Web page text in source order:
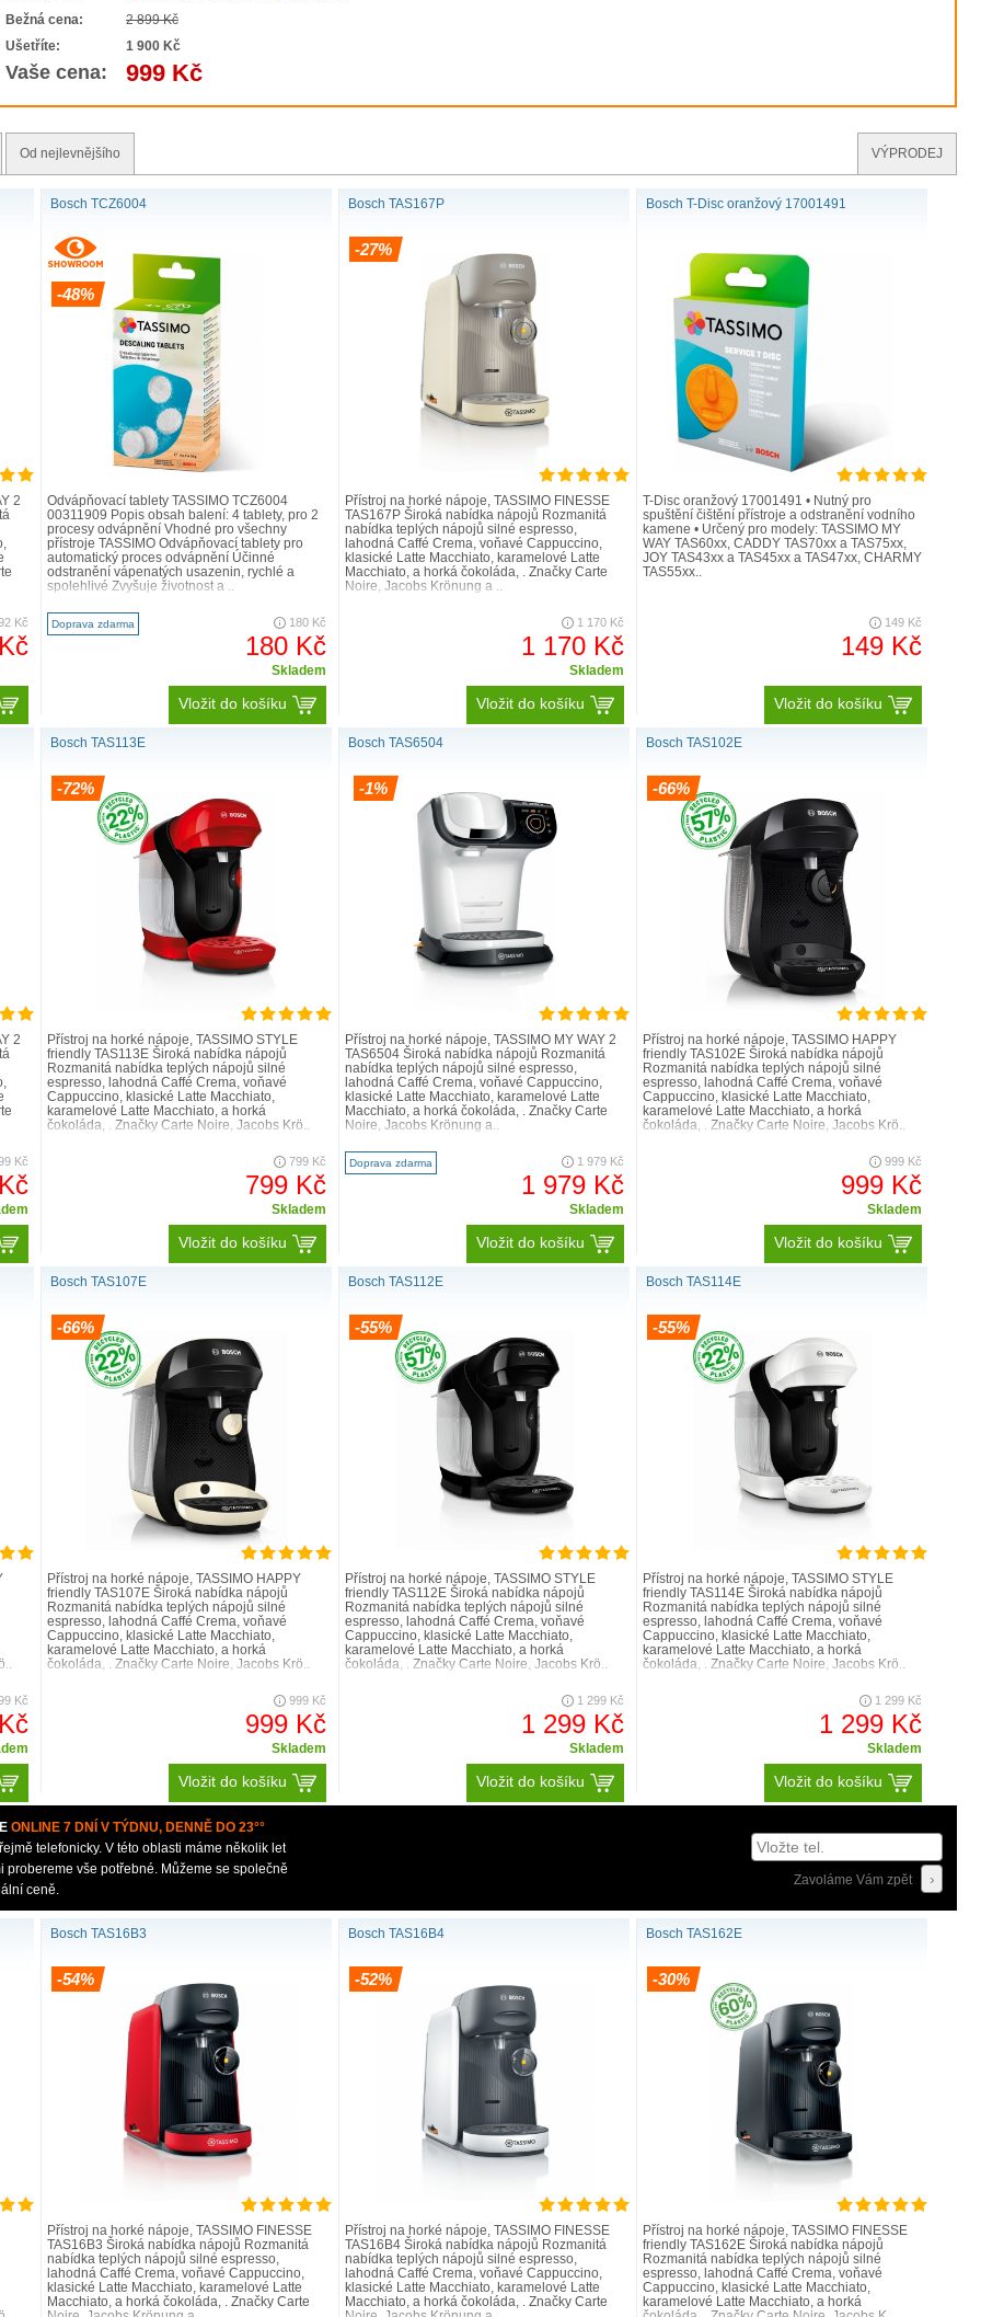
TASSIMO HAPPY
Příslušenství TASSIMO MY WAY
Jak se jednoduše stát baristou.
Díky čárovému kódu na T DISCu a naší technologii
INTELLIBREWTM nebyla příprava dokonalého horkého nápoje
nikdy jednodušší. Technologie INTELLIBREWTM s čárovým
kódem automaticky nastaví dobu spařování, teplotu i množství
vody pro každý typ nápoje tak, aby měl co nejlepší chuť.
espresso až po požitkářské
nápojů od známých značek. L'Or
specializovaných značek, které
jaký si zasloužíte.
Samostatné servírování.
uzavřený systém od TASSIMO je perfektní pro rychlou přípravu
jednoho šálku kávy nebo jiného horkého nápoje. Vyberte si ze
široké nabídky svých oblíbených nápojů a užijte si rychlou a
čistou přípravu a vysokou kvalitu.
výjimečný?
Žádná doba zahřívání po zapnutí:
připravit nápoj.
Snadné čištění: automatické
Díly vhodné pro mytí v myčce.
Snižte spotřebu energie
Pohotovostní režim se aktivuje
přímo po každém procesu vaření a
zajišťuje nízkou spotřebu energie.
Šetřete energií, aniž byste na to
museli neustále myslet.
- kvalita v detailu.
TASSIMO MY WAY TASSIMO HAPPY
Bežná cena:
2 899 Kč
Ušetříte:
1 900 Kč
Vaše cena: 999 Kč
Od nejlevnějšího VÝPRODEJ
2
Kč
Bosch TCZ6004
-48%
Odvápňovací tablety TASSIMO TCZ6004
00311909 Popis obsah balení: 4 tablety, pro 2
procesy odvápnění Vhodné pro všechny
přístroje TASSIMO Odvápňovací tablety pro
automatický proces odvápnění Účinné
odstranění vápenatých usazenin, rychlé a
spolehlivé Zvyšuje životnost a ..
Doprava zdarma 180 Kč
180 Kč
Skladem
Vložit do košíku
Bosch TAS167P
-27%
Přístroj na horké nápoje, TASSIMO FINESSE
TAS167P Široká nabídka nápojů Rozmanitá
nabídka teplých nápojů silné espresso,
lahodná Caffé Crema, voňavé Cappuccino,
klasické Latte Macchiato, karamelové Latte
Macchiato, a horká čokoláda, . Značky Carte
Noire, Jacobs Krönung a ..
1 170 Kč
1 170 Kč
Skladem
Vložit do košíku
Bosch T-Disc oranžový 17001491
T-Disc oranžový 17001491 • Nutný pro
spuštění čištění přístroje a odstranění vodního
kamene • Určený pro modely: TASSIMO MY
WAY TAS60xx, CADDY TAS70xx a TAS75xx,
JOY TAS43xx a TAS45xx a TAS47xx, CHARMY
TAS55xx..
149 Kč
149 Kč
Vložit do košíku
2
Kč
Bosch TAS113E
-72%
Přístroj na horké nápoje, TASSIMO STYLE
friendly TAS113E Široká nabídka nápojů
Rozmanitá nabídka teplých nápojů silné
espresso, lahodná Caffé Crema, voňavé
Cappuccino, klasické Latte Macchiato,
karamelové Latte Macchiato, a horká
čokoláda, . Značky Carte Noire, Jacobs Krö..
799 Kč
799 Kč
Skladem
Vložit do košíku
Bosch TAS6504
-1%
Přístroj na horké nápoje, TASSIMO MY WAY 2
TAS6504 Široká nabídka nápojů Rozmanitá
nabídka teplých nápojů silné espresso,
lahodná Caffé Crema, voňavé Cappuccino,
klasické Latte Macchiato, karamelové Latte
Macchiato, a horká čokoláda, . Značky Carte
Noire, Jacobs Krönung a..
Doprava zdarma 1 979 Kč
1 979 Kč
Skladem
Vložit do košíku
Bosch TAS102E
-66%
Přístroj na horké nápoje, TASSIMO HAPPY
friendly TAS102E Široká nabídka nápojů
Rozmanitá nabídka teplých nápojů silné
espresso, lahodná Caffé Crema, voňavé
Cappuccino, klasické Latte Macchiato,
karamelové Latte Macchiato, a horká
čokoláda, . Značky Carte Noire, Jacobs Krö..
999 Kč
999 Kč
Skladem
Vložit do košíku
Kč
Bosch TAS107E
-66%
Přístroj na horké nápoje, TASSIMO HAPPY
friendly TAS107E Široká nabídka nápojů
Rozmanitá nabídka teplých nápojů silné
espresso, lahodná Caffé Crema, voňavé
Cappuccino, klasické Latte Macchiato,
karamelové Latte Macchiato, a horká
čokoláda, . Značky Carte Noire, Jacobs Krö..
999 Kč
999 Kč
Skladem
Vložit do košíku
Bosch TAS112E
-55%
Přístroj na horké nápoje, TASSIMO STYLE
friendly TAS112E Široká nabídka nápojů
Rozmanitá nabídka teplých nápojů silné
espresso, lahodná Caffé Crema, voňavé
Cappuccino, klasické Latte Macchiato,
karamelové Latte Macchiato, a horká
čokoláda, . Značky Carte Noire, Jacobs Krö..
1 299 Kč
1 299 Kč
Skladem
Vložit do košíku
Bosch TAS114E
-55%
Přístroj na horké nápoje, TASSIMO STYLE
friendly TAS114E Široká nabídka nápojů
Rozmanitá nabídka teplých nápojů silné
espresso, lahodná Caffé Crema, voňavé
Cappuccino, klasické Latte Macchiato,
karamelové Latte Macchiato, a horká
čokoláda, . Značky Carte Noire, Jacobs Krö..
1 299 Kč
1 299 Kč
Skladem
Vložit do košíku
ONLINE 7 DNÍ V TÝDNU, DENNĚ DO 23°°
telefonicky. V této oblasti máme několik let
probereme vše potřebné. Můžeme se společně
ceně.
Zavoláme Vám zpět
Bosch TAS16B3
-54%
Přístroj na horké nápoje, TASSIMO FINESSE
TAS16B3 Široká nabídka nápojů Rozmanitá
nabídka teplých nápojů silné espresso,
lahodná Caffé Crema, voňavé Cappuccino,
klasické Latte Macchiato, karamelové Latte
Macchiato, a horká čokoláda, . Značky Carte
Bosch TAS16B4
-52%
Přístroj na horké nápoje, TASSIMO FINESSE
TAS16B4 Široká nabídka nápojů Rozmanitá
nabídka teplých nápojů silné espresso,
lahodná Caffé Crema, voňavé Cappuccino,
klasické Latte Macchiato, karamelové Latte
Macchiato, a horká čokoláda, . Značky Carte
Bosch TAS162E
-30%
Přístroj na horké nápoje, TASSIMO FINESSE
friendly TAS162E Široká nabídka nápojů
Rozmanitá nabídka teplých nápojů silné
espresso, lahodná Caffé Crema, voňavé
Cappuccino, klasické Latte Macchiato,
karamelové Latte Macchiato, a horká